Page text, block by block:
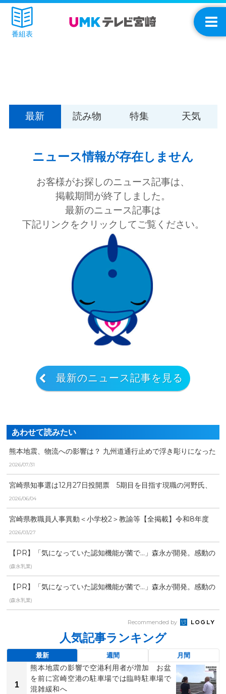
番組表
最新 読み物 特集 天気
ニュース情報が存在しません
お客様がお探しのニュース記事は、
掲載期間が終了しました。
最新のニュース記事は
下記リンクをクリックしてご覧ください。
最新のニュース記事を見る
あわせて読みたい
熊本地震、物流への影響は？ 九州道通行止めで浮き彫りになった
「労働時間」と「物流...
2026/07/31
宮崎県知事選は12月27日投開票 5期目を目指す現職の河野氏、
元県議の右松氏、元...
2026/06/04
宮崎県教職員人事異動＜小学校2＞教諭等【全掲載】令和8年度
あなたの恩師はどの学...
2026/03/27
【PR】「気になっていた認知機能が菌で…」森永が開発。感動の
70代続出
(森永乳業)
【PR】「気になっていた認知機能が菌で…」森永が開発。感動の
70代続出
(森永乳業)
Recommended by
人気記事ランキング
最新 週間 月間
1
熊本地震の影響で空港利用者が増加 お盆
を前に宮崎空港の駐車場では臨時駐車場で
混雑緩和へ